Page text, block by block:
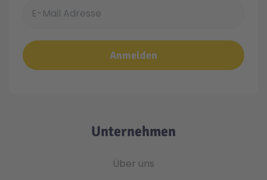
Anmelden
Unternehmen
Über uns